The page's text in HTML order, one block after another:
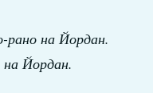
рано на Йордан.
на Йордан.